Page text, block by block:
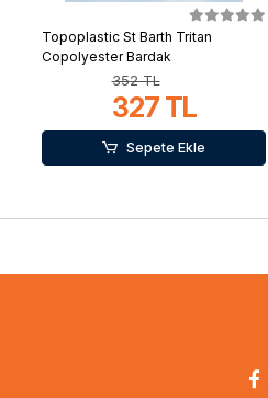
Topoplastic St Barth Tritan
Copolyester Bardak
352 TL
327 TL
Sepete Ekle